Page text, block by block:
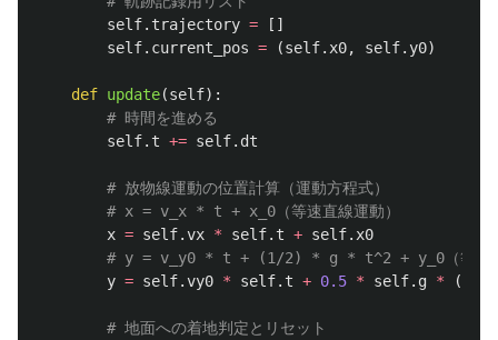
self. trajectory =
[]
self. current_pos = (self. x0, self. y0)
def update(self):
self. t += self. dt
x = self.vx * self. t + self. x0
y = self.vy0 * self. t + 0.5 * self. g * (